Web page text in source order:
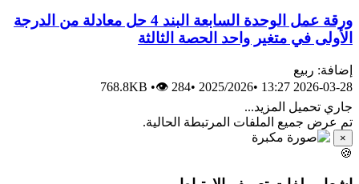
ورقة عمل الوحدة السابعة البند 4 حل معادلة من الدرجة
الأولى في متغير واحد الحصة الثالثة
إضافة: ربيع
2026-03-28 13:27
•
2025/2026
•
768.8KB •👁 284
جاري تحميل المزيد...
تم عرض جميع الملفات المرتبطة الحالية.
×
🍪